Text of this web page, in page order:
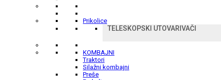
Prikolice
TELESKOPSKI UTOVARIVAČI
KOMBAJNI
Traktori
Silažni kombajni
Preše